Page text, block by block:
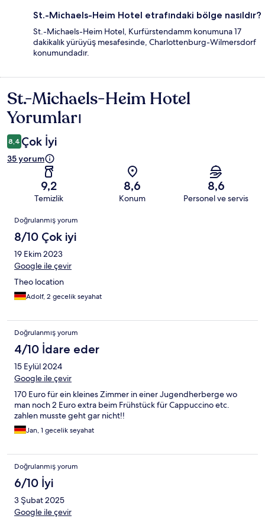
St.-Michaels-Heim Hotel etrafındaki bölge nasıldır?
St.-Michaels-Heim Hotel, Kurfürstendamm konumuna 17
dakikalık yürüyüş mesafesinde, Charlottenburg-Wilmersdorf
konumundadır.
Yorumlar
St.-Michaels-Heim Hotel
Yorumları
8,4 Çok İyi
35 yorum
9,2
Temizlik
8,6
Konum
8,6
Personel ve servis
Yorumlar
Doğrulanmış yorum
8/10 Çok iyi
19 Ekim 2023
Google ile çevir
Theo location
Adolf, 2 gecelik seyahat
Doğrulanmış yorum
4/10 İdare eder
15 Eylül 2024
Google ile çevir
170 Euro für ein kleines Zimmer in einer Jugendherberge wo
man noch 2 Euro extra beim Frühstück für Cappuccino etc.
zahlen musste geht gar nicht!!
Jan, 1 gecelik seyahat
Doğrulanmış yorum
6/10 İyi
3 Şubat 2025
Google ile çevir